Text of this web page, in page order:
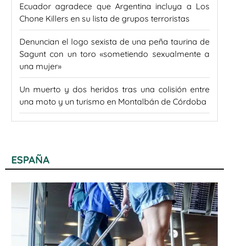
Ecuador agradece que Argentina incluya a Los
Chone Killers en su lista de grupos terroristas
Denuncian el logo sexista de una peña taurina de
Sagunt con un toro «sometiendo sexualmente a
una mujer»
Un muerto y dos heridos tras una colisión entre
una moto y un turismo en Montalbán de Córdoba
ESPAÑA